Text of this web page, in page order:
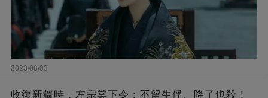
2023/08/03
收復新疆時，左宗棠下令：不留生俘、降了也殺！